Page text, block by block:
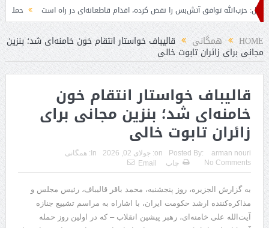
توافق آتش‌بس را نقض کرده، اقدام قاطعانه‌ای در راه است حمله دوباره
HOME همگانی قالیباف خواستار انتقام خون خامنه‌ای شد؛ بنزین
مجانی برای زائران تابوت خالی
قالیباف خواستار انتقام خون
خامنه‌ای شد؛ بنزین مجانی برای
زائران تابوت خالی
Posted By: arman nouri
on: جولای 02, 2026 In: همگانی
No Comments
چاپ Email
به گزارش الجزیره، روز پنجشنبه، محمد باقر قالیباف، رئیس مجلس و
مذاکره‌کننده ارشد حکومت ایران، با اشاراه به مراسم تشییع جنازه
آیت‌الله علی خامنه‌ای، رهبر پیشین انقلاب – که در اولین روز حمله